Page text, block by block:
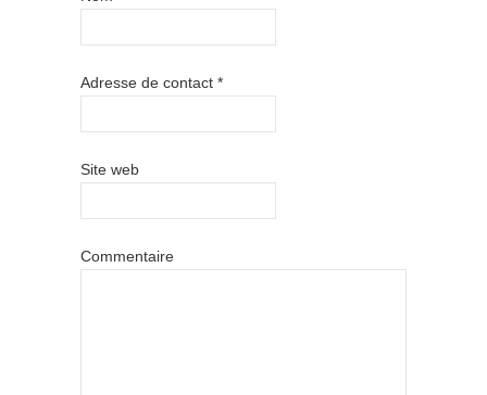
Adresse de contact *
Site web
Commentaire